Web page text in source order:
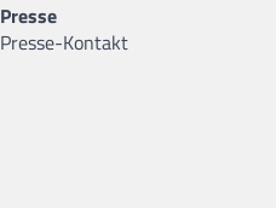
Presse
Presse-Kontakt